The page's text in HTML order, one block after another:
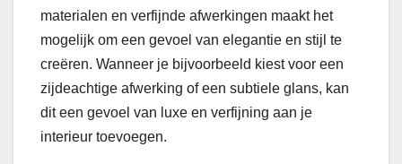
materialen en verfijnde afwerkingen maakt het
mogelijk om een gevoel van elegantie en stijl te
creëren. Wanneer je bijvoorbeeld kiest voor een
zijdeachtige afwerking of een subtiele glans, kan
dit een gevoel van luxe en verfijning aan je
interieur toevoegen.